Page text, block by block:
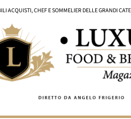
ACQUISTI, CHEF E SOMMELIER DELLE GRANDI